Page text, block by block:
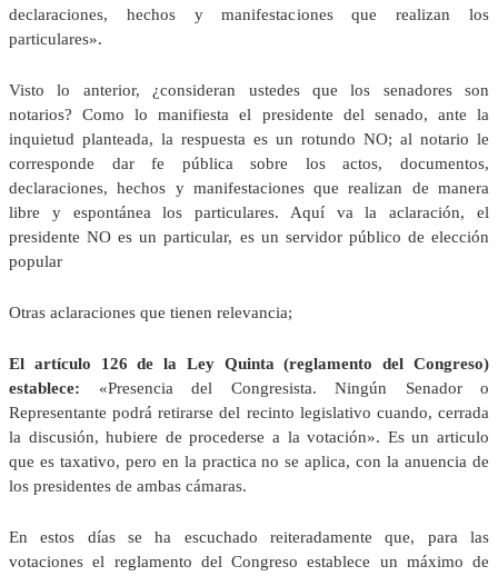
declaraciones, hechos y manifestaciones que realizan los
particulares».
Visto lo anterior, ¿consideran ustedes que los senadores son
notarios? Como lo manifiesta el presidente del senado, ante la
inquietud planteada, la respuesta es un rotundo NO; al notario le
corresponde dar fe pública sobre los actos, documentos,
declaraciones, hechos y manifestaciones que realizan de manera
libre y espontánea los particulares. Aquí va la aclaración, el
presidente NO es un particular, es un servidor público de elección
popular
Otras aclaraciones que tienen relevancia;
El artículo 126 de la Ley Quinta (reglamento del Congreso)
establece: «Presencia del Congresista. Ningún Senador o
Representante podrá retirarse del recinto legislativo cuando, cerrada
la discusión, hubiere de procederse a la votación». Es un articulo
que es taxativo, pero en la practica no se aplica, con la anuencia de
los presidentes de ambas cámaras.
En estos días se ha escuchado reiteradamente que, para las
votaciones el reglamento del Congreso establece un máximo de